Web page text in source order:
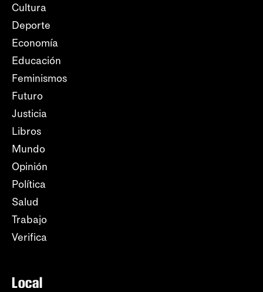
Cultura
Deporte
Economía
Educación
Feminismos
Futuro
Justicia
Libros
Mundo
Opinión
Política
Salud
Trabajo
Verifica
Local